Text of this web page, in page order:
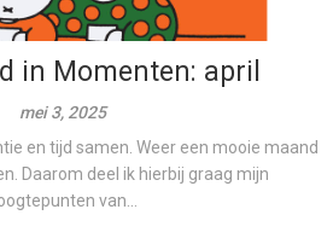
in Momenten: april
mei 3, 2025
en tijd samen. Weer een mooie maand
Daarom deel ik hierbij graag mijn
van...